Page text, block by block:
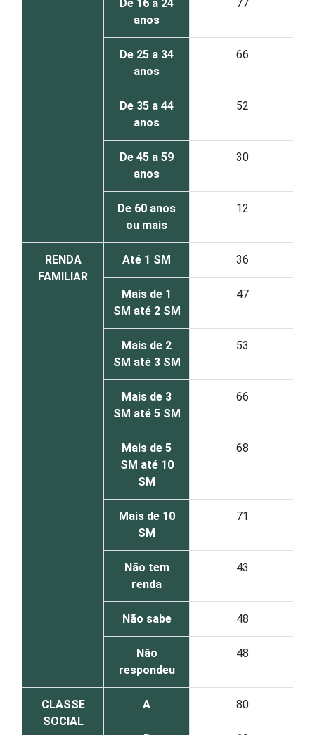
De 16 a 24
anos
77
De 25 a 34
anos
66
De 35 a 44
anos
52
De 45 a 59
anos
30
De 60 anos
ou mais
12
RENDA
FAMILIAR
Até 1 SM 36
Mais de 1
SM até 2 SM
47
Mais de 2
SM até 3 SM
53
Mais de 3
SM até 5 SM
66
Mais de 5
SM até 10
SM
68
Mais de 10
SM
71
Não tem
renda
43
Não sabe 48
Não
respondeu
48
CLASSE
SOCIAL
A 80